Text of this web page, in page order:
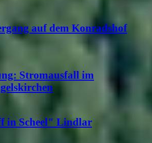
auf dem Konradshof
Stromausfall im
in Scheel" Lindlar